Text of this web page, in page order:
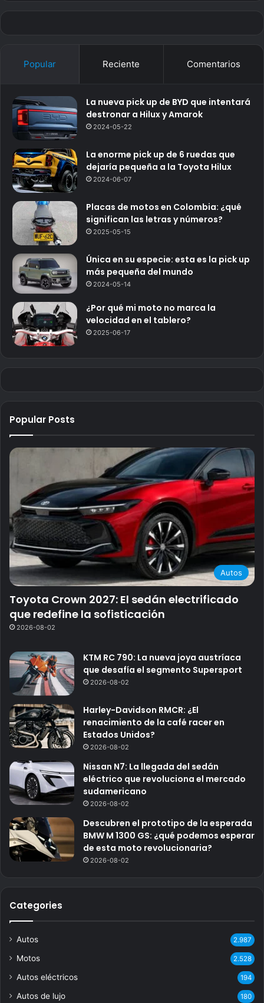
Popular Reciente Comentarios
La nueva pick up de BYD que intentará
destronar a Hilux y Amarok
2024-05-22
La enorme pick up de 6 ruedas que
dejaría pequeña a la Toyota Hilux
2024-06-07
Placas de motos en Colombia: ¿qué
significan las letras y números?
2025-05-15
Única en su especie: esta es la pick up
más pequeña del mundo
2024-05-14
¿Por qué mi moto no marca la
velocidad en el tablero?
2025-06-17
Popular Posts
Autos
Toyota Crown 2027: El sedán electrificado
que redefine la sofisticación
2026-08-02
KTM RC 790: La nueva joya austríaca
que desafía el segmento Supersport
2026-08-02
Harley-Davidson RMCR: ¿El
renacimiento de la café racer en
Estados Unidos?
2026-08-02
Nissan N7: La llegada del sedán
eléctrico que revoluciona el mercado
sudamericano
2026-08-02
Descubren el prototipo de la esperada
BMW M 1300 GS: ¿qué podemos esperar
de esta moto revolucionaria?
2026-08-02
Categories
Autos 2.987
Motos 2.528
Autos eléctricos 194
Autos de lujo 180